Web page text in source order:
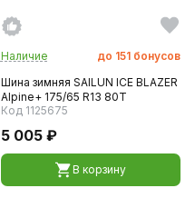
Наличие до 151 бонусов
Шина зимняя SAILUN ICE BLAZER
Alpine+ 175/65 R13 80T
Код 1125675
5 005 ₽
В корзину